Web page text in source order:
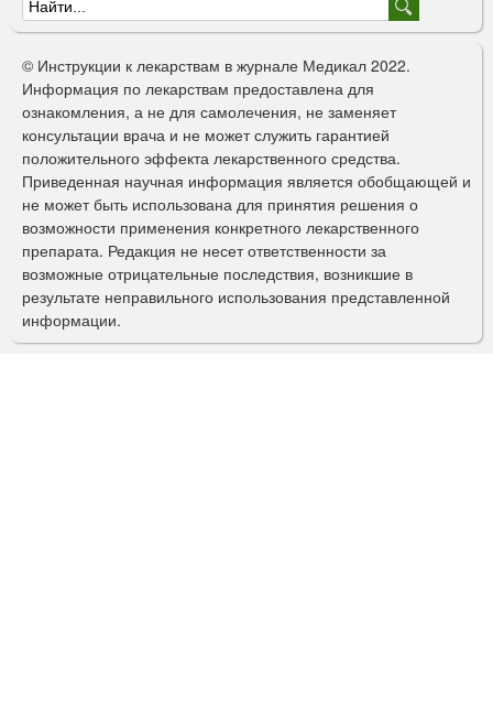
н
т
р
ь
"
Р
е
т
и
н
о
и
д
ы
Ф
о
р
м
а
п
о
и
с
к
© Инструкции к лекарствам в журнале Медикал 2022.
Информация по лекарствам предоставлена для
ознакомления, а не для самолечения, не заменяет
консультации врача и не может служить гарантией
положительного эффекта лекарственного средства.
Приведенная научная информация является обобщающей и
не может быть использована для принятия решения о
возможности применения конкретного лекарственного
препарата. Редакция не несет ответственности за
возможные отрицательные последствия, возникшие в
результате неправильного использования представленной
информации.